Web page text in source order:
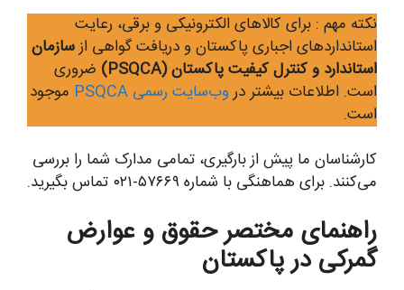
نکته مهم : برای کالاهای الکترونیکی و برقی، رعایت
استانداردهای اجباری پاکستان و دریافت گواهی ازسازمان
استاندارد و کنترل کیفیت پاکستان (PSQCA)
ضروری
است. اطلاعات بیشتر دروب‌سایت رسمی PSQCA
موجود
است.
کارشناسان ما پیش از بارگیری، تمامی مدارک شما را بررسی
می‌کنند. برای هماهنگی با شماره ۵۷۶۶۹-۰۲۱ تماس بگیرید.
راهنمای مختصر حقوق و عوارض
گمرکی در پاکستان